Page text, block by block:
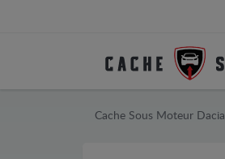
Cache Sous Moteur Dacia